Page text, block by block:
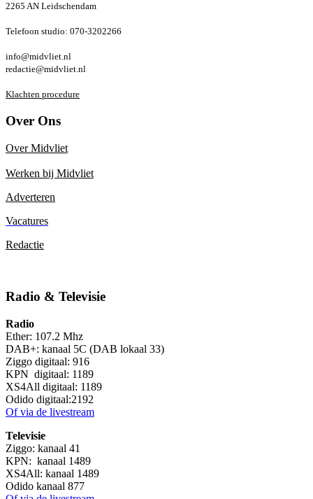
2265 AN Leidschendam
Telefoon studio: 070-3202266
info@midvliet.nl
redactie@midvliet.nl
Klachten procedure
Over Ons
Over Midvliet
Werken bij Midvliet
Adverteren
Vacatures
Redactie
Radio & Televisie
Radio
Ether: 107.2 Mhz
DAB+: kanaal 5C (DAB lokaal 33)
Ziggo digitaal: 916
KPN digitaal: 1189
XS4All digitaal: 1189
Odido digitaal:2192
Of via de livestream
Televisie
Ziggo: kanaal 41
KPN: kanaal 1489
XS4All: kanaal 1489
Odido kanaal 877